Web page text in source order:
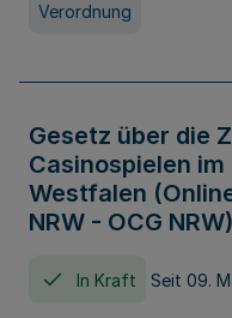
Verordnung
Gesetz über die
Casinospielen
Westfalen
NRW - OCG NRW)
In Kraft Seit 09.